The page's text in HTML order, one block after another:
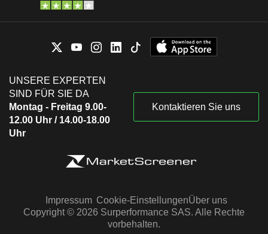
UNSERE EXPERTEN
SIND FÜR SIE DA
Montag - Freitag 9.00-
12.00 Uhr / 14.00-18.00
Uhr
Kontaktieren Sie uns
Impressum Cookie-EinstellungenÜber uns
Copyright © 2026 Surperformance SAS. Alle Rechte
vorbehalten.